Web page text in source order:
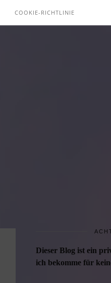
COOKIE-RICHTLINIE
Dieser Blog ist ein
ich bekomme für